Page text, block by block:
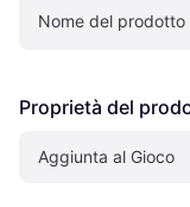
Nome del prodotto
Proprietà del
Aggiunta al Gioco